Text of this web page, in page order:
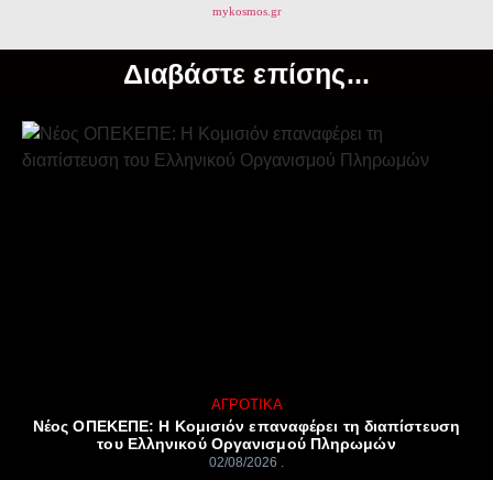
mykosmos.gr
Διαβάστε επίσης...
ΑΓΡΟΤΙΚΆ
Νέος ΟΠΕΚΕΠΕ: Η Κομισιόν επαναφέρει τη διαπίστευση
του Ελληνικού Οργανισμού Πληρωμών
02/08/2026